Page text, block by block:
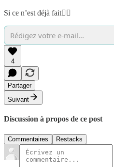
Si ce n’est déjà fait👇🏼
4
Partager
Suivant
Discussion à propos de ce post
Commentaires Restacks